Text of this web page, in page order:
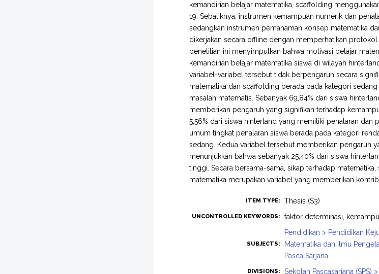
kemandirian belajar matematika, scaffolding
19. Sebaliknya, instrumen kemampuan numerik dan
sedangkan instrumen pemahaman konsep matematika
dikerjakan secara offline dengan memperhatikan
penelitian ini menyimpulkan bahwa motivasi belajar
kemandirian belajar matematika siswa di wilayah
variabel-variabel tersebut tidak berpengaruh secara
matematika dan scaffolding berada pada kategori
masalah matematis. Sebanyak 69,84% dari siswa
memberikan pengaruh yang signifikan terhadap
5,56% dari siswa hinterland yang memiliki penalaran
umum tingkat penalaran siswa berada pada kategori
sedang. Kedua variabel tersebut memberikan pengaruh
menunjukkan bahwa sebanyak 25,40% dari siswa
tinggi. Secara bersama-sama, sikap terhadap
matematika merupakan variabel yang memberikan
ITEM TYPE: Thesis (S3)
UNCONTROLLED KEYWORDS: faktor determinasi,
SUBJECTS:
Pendidikan > Pendidikan
Matematika dan Ilmu
Pasca Sarjana
DIVISIONS: Sekolah Pascasarjana (SPS)